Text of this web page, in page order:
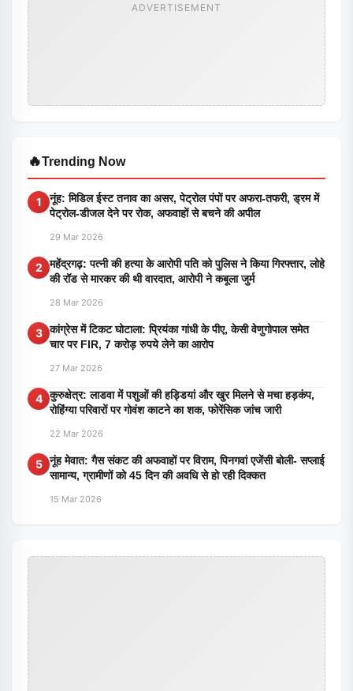
ADVERTISEMENT
🔥Trending Now
1
नूंह: मिडिल ईस्ट तनाव का असर, पेट्रोल पंपों पर अफरा-तफरी, ड्रम में
पेट्रोल-डीजल देने पर रोक, अफवाहों से बचने की अपील
29 Mar 2026
2
महेंद्रगढ़: पत्नी की हत्या के आरोपी पति को पुलिस ने किया गिरफ्तार, लोहे
की रॉड से मारकर की थी वारदात, आरोपी ने कबूला जुर्म
28 Mar 2026
3 कांग्रेस में टिकट घोटाला: प्रियंका गांधी के पीए, केसी वेणुगोपाल समेत
चार पर FIR, 7 करोड़ रुपये लेने का आरोप
27 Mar 2026
4 कुरुक्षेत्र: लाडवा में पशुओं की हड्डियां और खुर मिलने से मचा हड़कंप,
रोहिंग्या परिवारों पर गोवंश काटने का शक, फोरेंसिक जांच जारी
22 Mar 2026
5 नूंह मेवात: गैस संकट की अफवाहों पर विराम, पिनगवां एजेंसी बोली- सप्लाई
सामान्य, ग्रामीणों को 45 दिन की अवधि से हो रही दिक्कत
15 Mar 2026